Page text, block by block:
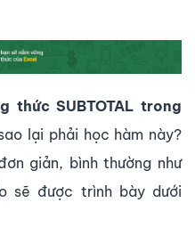
thức SUBTOTAL trong
lại phải học hàm này?
giản, bình thường như
sẽ được trình bày dưới